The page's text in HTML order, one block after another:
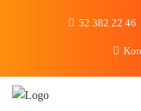
52 382 22 46